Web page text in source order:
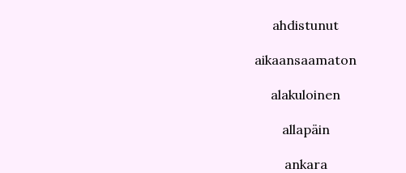
ahdistunut
aikaansaamaton
alakuloinen
allapäin
ankara